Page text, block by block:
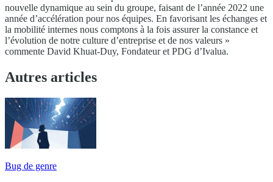
nouvelle dynamique au sein du groupe, faisant de l’année 2022 une
année d’accélération pour nos équipes. En favorisant les échanges et
la mobilité internes nous comptons à la fois assurer la constance et
l’évolution de notre culture d’entreprise et de nos valeurs »
commente David Khuat-Duy, Fondateur et PDG d’Ivalua.
Autres articles
Bug de genre